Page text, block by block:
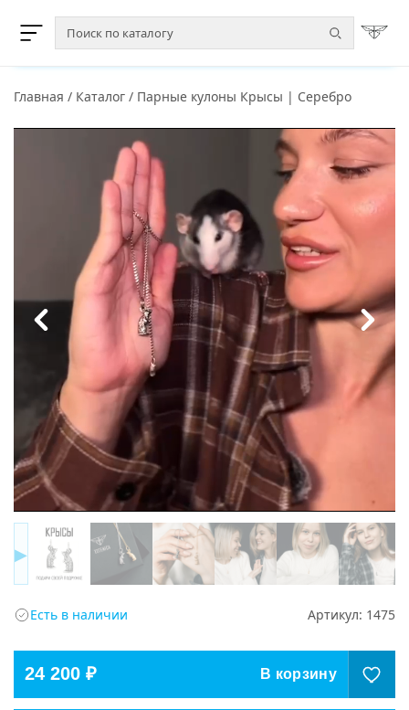
Главная / Каталог / Парные кулоны Крысы | Серебро
▶
Есть в наличии Артикул: 1475
24 200 ₽ В корзину